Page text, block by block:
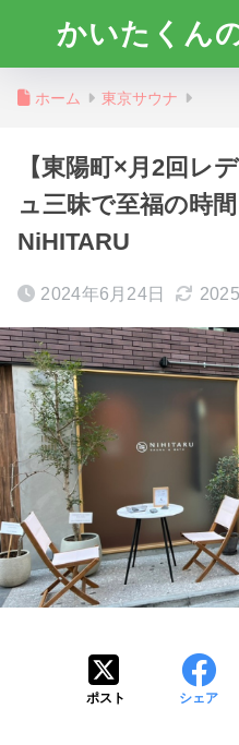
かいたくん
ホーム 東京サウナ
【東陽町×月2回レ
ュ三昧で至福の時
NiHITARU
2024年6月24日
ポスト シェア